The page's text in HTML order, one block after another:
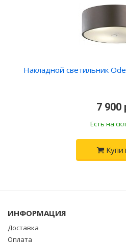
Накладной светильник
7 900
Есть на
ИНФОРМАЦИЯ
Доставка
Оплата